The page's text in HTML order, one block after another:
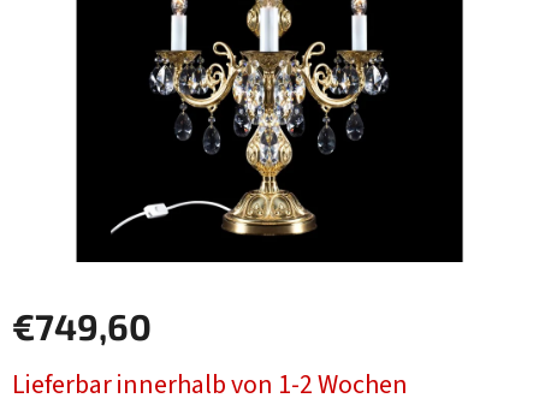
€749,60
Lieferbar innerhalb von 1-2 Wochen